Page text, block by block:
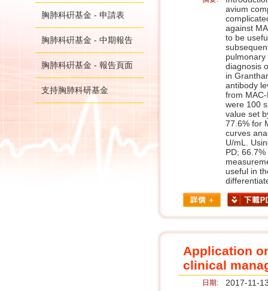
胸肺科硏基金 - 申請表
胸肺科硏基金 - 中期報告
胸肺科硏基金 - 報告頁面
支持胸肺科研基金
avium
against
to be
pulmonary
diagnosis
in
antibody
from
were 100
value set
77.6% for
curves
U/mL.
PD;
useful in
Application
clinical
日期: 2017-11-